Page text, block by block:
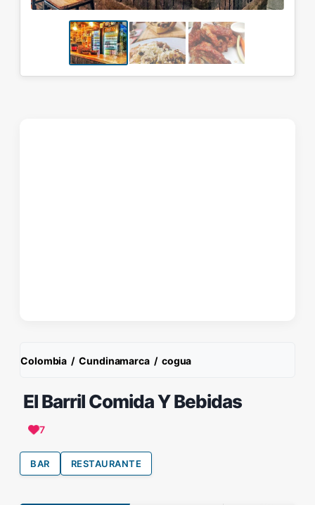
Colombia / Cundinamarca / cogua
El Barril Comida Y Bebidas
7
BAR RESTAURANTE